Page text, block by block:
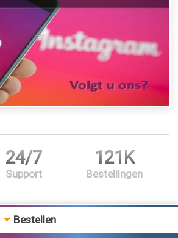
24/7
Support
121K
Bestellingen
Bestellen